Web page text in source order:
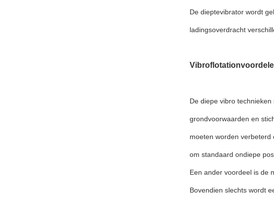
De dieptevibrator wordt
ladingsoverdracht
De diepe vibro
grondvoorwaarden en
moeten worden
om standaard ondiepe
Een ander voordeel is de
Bovendien slechts wordt